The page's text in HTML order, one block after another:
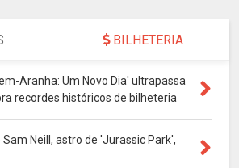
BILHETERIA
Aranha: Um Novo Dia' ultrapassa
recordes históricos de bilheteria
Neill, astro de 'Jurassic Park',